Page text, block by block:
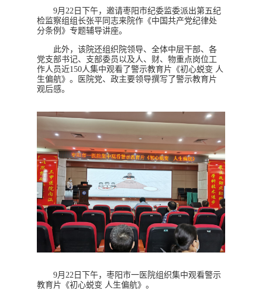
9月 22 日下午，邀请枣阳市纪委监委派出第五纪
检监察组组长张平同志来院作《中国共产党纪律处
分条例》专题辅导讲座。
此外，该院还组织院领导、全体中层干部、各
党支部书记、支部委员以及人、财、物重点岗位工
作人员近150人集中观看了警示教育片《初心蜕变 人
生偏航》。医院党、政主要领导撰写了警示教育片
观后感。
9月 22 日下午，枣阳市一医院组织集中观看警示
教育片《初心蜕变 人生偏航》。